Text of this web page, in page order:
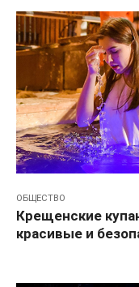
ОБЩЕСТВО
Крещенские
красивые и